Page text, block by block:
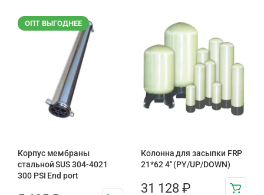
ОПТ ВЫГОДНЕЕ
Корпус мембраны
стальной SUS 304-4021
300 PSI End port
Колонна для засыпки FRP
21*62 4″ (PY/UP/DOWN)
31 128 ₽